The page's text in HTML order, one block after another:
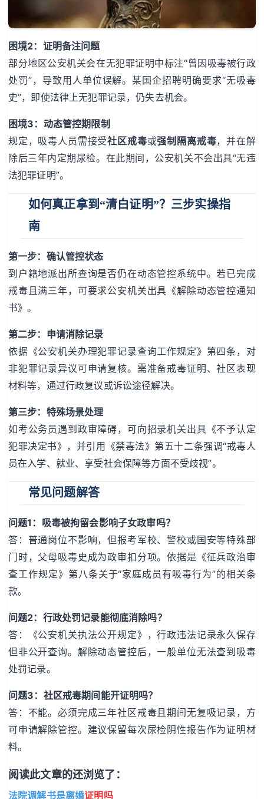
困境2：证明备注问题
部分地区公安机关会在无犯罪证明中标注“曾因吸毒被行政
处罚”，导致用人单位误解。某国企招聘明确要求“无吸毒
史”，即使法律上无犯罪记录，仍失去机会。
困境3：动态管控期限制
规定，吸毒人员需接受社区戒毒或强制隔离戒毒，并在解
除后三年内定期尿检。在此期间，公安机关不会出具“无违
法犯罪证明”。
如何真正拿到“清白证明”？三步实操指
南
第一步：确认管控状态
到户籍地派出所查询是否仍在动态管控系统中。若已完成
戒毒且满三年，可要求公安机关出具《解除动态管控通知
书》。
第二步：申请消除记录
依据《公安机关办理犯罪记录查询工作规定》第四条，对
非犯罪记录异议可申请复核。需准备戒毒证明、社区表现
材料等，通过行政复议或诉讼途径解决。
第三步：特殊场景处理
如考公务员遇到政审障碍，可向招录机关出具《不予认定
犯罪决定书》，并引用《禁毒法》第五十二条强调“戒毒人
员在入学、就业、享受社会保障等方面不受歧视”。
常见问题解答
问题1：吸毒被拘留会影响子女政审吗？
答：普通岗位不影响，但报考军校、警校或国安等特殊部
门时，父母吸毒史成为政审扣分项。依据是《征兵政治审
查工作规定》第八条关于“家庭成员有吸毒行为”的相关条
款。
问题2：行政处罚记录能彻底消除吗？
答：《公安机关执法公开规定》，行政违法记录永久保存
但非公开查询。解除动态管控后，一般单位无法查到吸毒
处罚记录。
问题3：社区戒毒期间能开证明吗？
答：不能。必须完成三年社区戒毒且期间无复吸记录，方
可申请解除管控。建议保留每次尿检阴性报告作为证明材
料。
阅读此文章的还浏览了：
法院调解书是离婚证明吗